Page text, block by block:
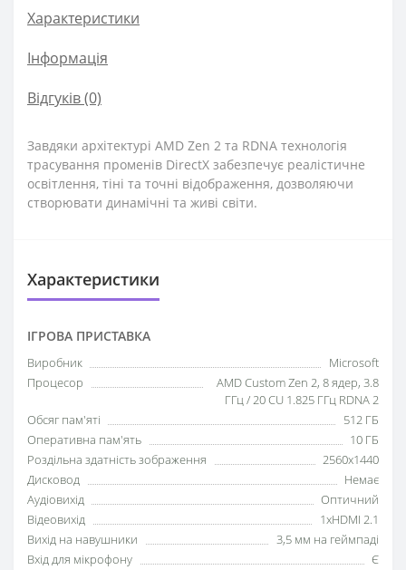
Характеристики
Iнформація
Відгуків (0)
Завдяки архітектурі AMD Zen 2 та RDNA технологія
трасування променів DirectX забезпечує реалістичне
освітлення, тіні та точні відображення, дозволяючи
створювати динамічні та живі світи.
Характеристики
IГРОВА ПРИСТАВКА
Виробник
Microsoft
Процесор
AMD Custom Zen 2, 8 ядер, 3.8
ГГц / 20 CU 1.825 ГГц RDNA 2
Обсяг пам'яті
512 ГБ
Оперативна пам'ять
10 ГБ
Роздільна здатність зображення
2560x1440
Дисковод
Немає
Аудіовихід
Оптичний
Відеовихід
1xHDMI 2.1
Вихід на навушники
3,5 мм на геймпаді
Вхід для мікрофону
Є